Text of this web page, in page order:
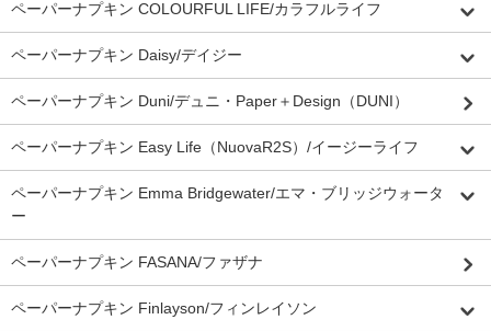
ペーパーナプキン COLOURFUL LIFE/カラフルライフ
ペーパーナプキン Daisy/デイジー
ペーパーナプキン Duni/デュニ・Paper＋Design（DUNI）
ペーパーナプキン Easy Life（NuovaR2S）/イージーライフ
ペーパーナプキン Emma Bridgewater/エマ・ブリッジウォータ
ー
ペーパーナプキン FASANA/ファザナ
ペーパーナプキン Finlayson/フィンレイソン